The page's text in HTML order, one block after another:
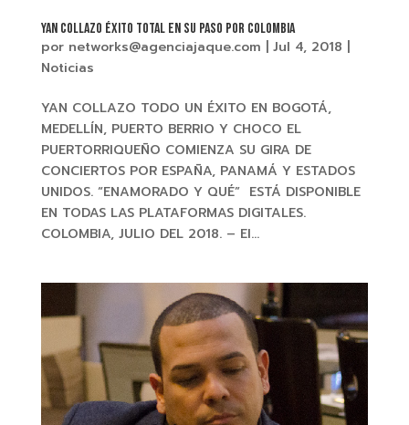
YAN COLLAZO Éxito total en su paso por COLOMBIA
por networks@agenciajaque.com Jul 4, 2018
Noticias
YAN COLLAZO TODO UN ÉXITO EN BOGOTÁ,
MEDELLÍN, PUERTO BERRIO Y CHOCO EL
PUERTORRIQUEÑO COMIENZA SU GIRA DE
CONCIERTOS POR ESPAÑA, PANAMÁ Y ESTADOS
UNIDOS. “ENAMORADO Y QUÉ” ESTÁ DISPONIBLE
EN TODAS LAS PLATAFORMAS DIGITALES.
COLOMBIA, JULIO DEL 2018. – El...